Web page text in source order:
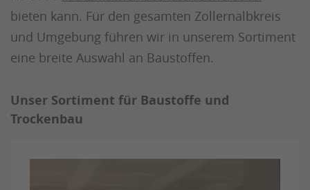
bieten kann. Für den gesamten Zollernalbkreis
und Umgebung führen wir in unserem Sortiment
eine breite Auswahl an Baustoffen.
Unser Sortiment für Baustoffe und
Trockenbau